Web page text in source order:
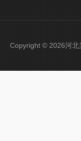
Copyright © 2026河